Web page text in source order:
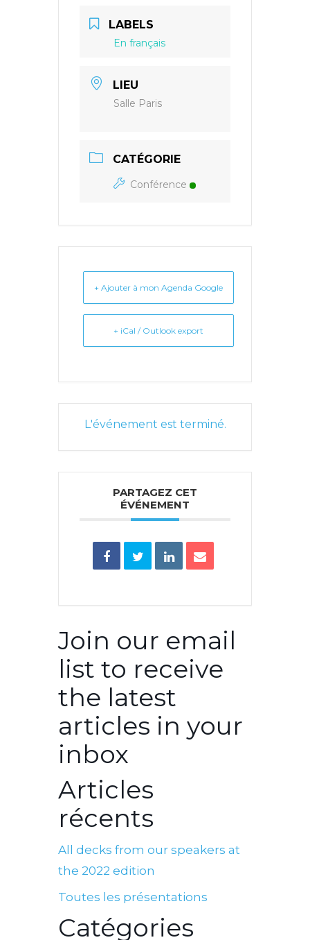
LABELS
En français
LIEU
Salle Paris
CATÉGORIE
Conférence
+ Ajouter à mon Agenda Google
+ iCal / Outlook export
L'événement est terminé.
PARTAGEZ CET
ÉVÉNEMENT
Join our email
list to receive
the latest
articles in your
inbox
Articles
récents
All decks from our speakers at
the 2022 edition
Toutes les présentations
Catégories